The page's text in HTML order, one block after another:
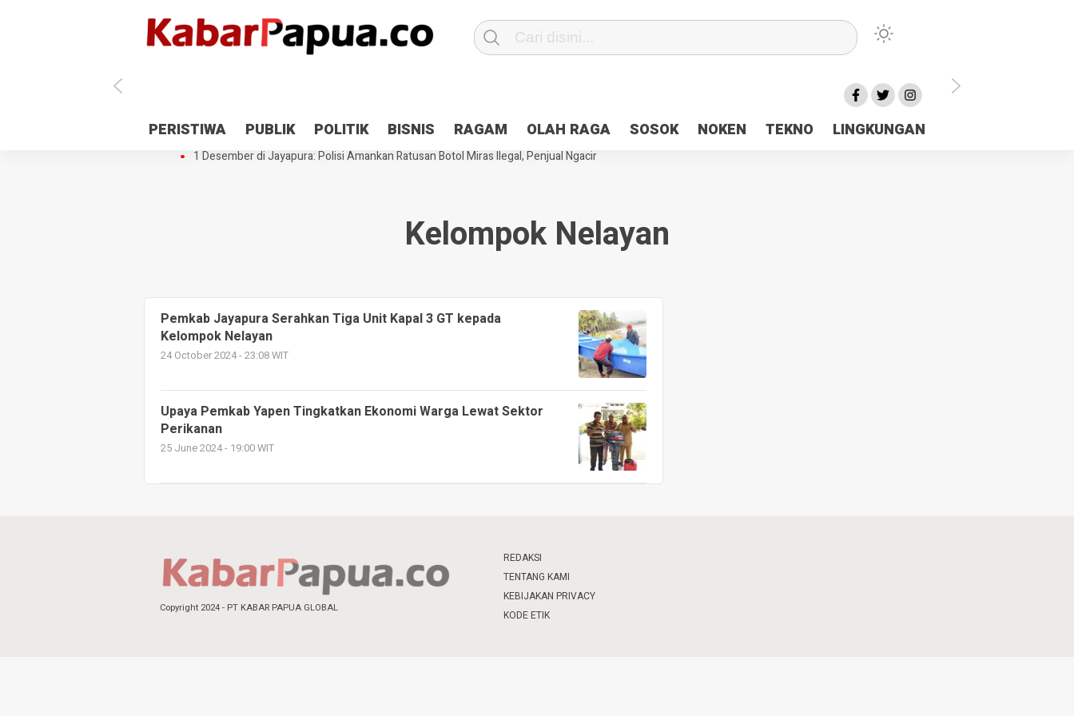
PERISTIWA PUBLIK POLITIK BISNIS RAGAM OLAH RAGA SOSOK NOKEN TEKNO LINGKUNGAN
Antisipasi 1 Desember, TNI Polri Patroli 2×24 jam di Kota Jayapura
Pesan Sejuk Polri di Deklarasi Pemilu Ceria Tanah Papua
Gedung Perpustakaan SMPN 5 Sentani Terbakar
Hibah Pilkada Jayapura Cair 10 Persen, Deposit Kas Daerah Rp23 Miliar Disorot
1 Desember di Jayapura: Polisi Amankan Ratusan Botol Miras Ilegal, Penjual Ngacir
Kelompok Nelayan
Pemkab Jayapura Serahkan Tiga Unit Kapal 3 GT kepada
Kelompok Nelayan
24 October 2024 - 23:08 WIT
Upaya Pemkab Yapen Tingkatkan Ekonomi Warga Lewat Sektor
Perikanan
25 June 2024 - 19:00 WIT
Copyright 2024 - PT KABAR PAPUA GLOBAL
REDAKSI
TENTANG KAMI
KEBIJAKAN PRIVACY
KODE ETIK